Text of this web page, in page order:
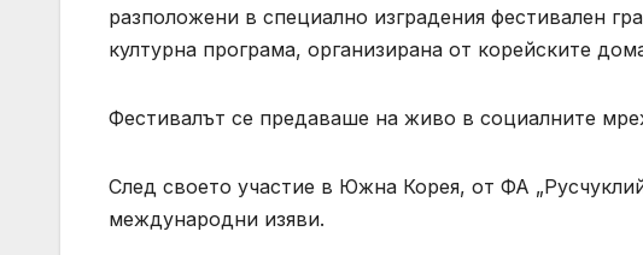
разположени в специално изградения фестивален
културна програма, организирана от корейските
Фестивалът се предаваше на живо в социалните
След своето участие в Южна Корея, от ФА
международни изяви.